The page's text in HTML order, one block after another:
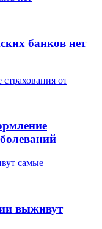
банков нет
от
самые
выживут